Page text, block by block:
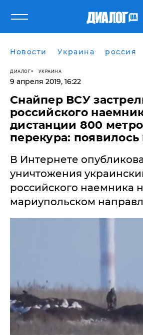
Новости Украина россия
ДИАЛОГ УКРАИНА
9 апреля 2019, 16:22
Снайпер ВСУ
российского
дистанции 800
перекура: появилось
​В Интернете
уничтожения
российского наемника
мариупольском